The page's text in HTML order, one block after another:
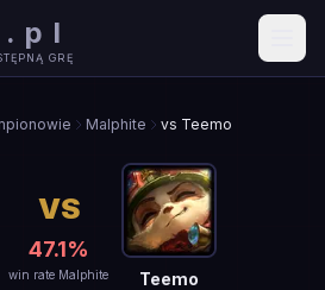
. pl
GRĘ
Malphite vs Teemo
VS
47.1%
win rate Malphite Teemo